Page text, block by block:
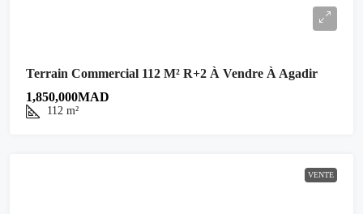
Terrain Commercial 112 M² R+2 À Vendre À Agadir
1,850,000MAD
112 m²
VENTE